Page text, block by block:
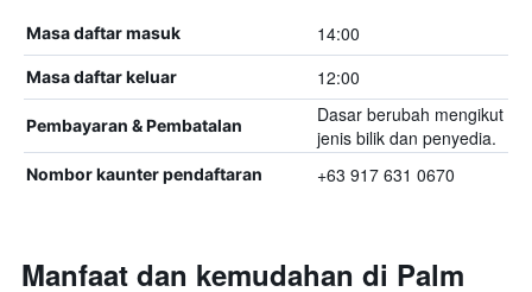
Masa daftar masuk 14:00
Masa daftar keluar 12:00
Pembayaran & Pembatalan
Dasar berubah mengikut
jenis bilik dan penyedia.
Nombor kaunter pendaftaran +63 917 631 0670
Manfaat dan kemudahan di Palm